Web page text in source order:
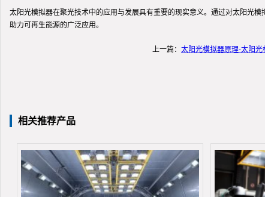
太阳光模拟器在聚光技术中的应用与发展具有重要的现实意义。通过对太阳光
助力可再生能源的广泛应用。
上一篇：太阳光模拟器原理-太阳
相关推荐产品